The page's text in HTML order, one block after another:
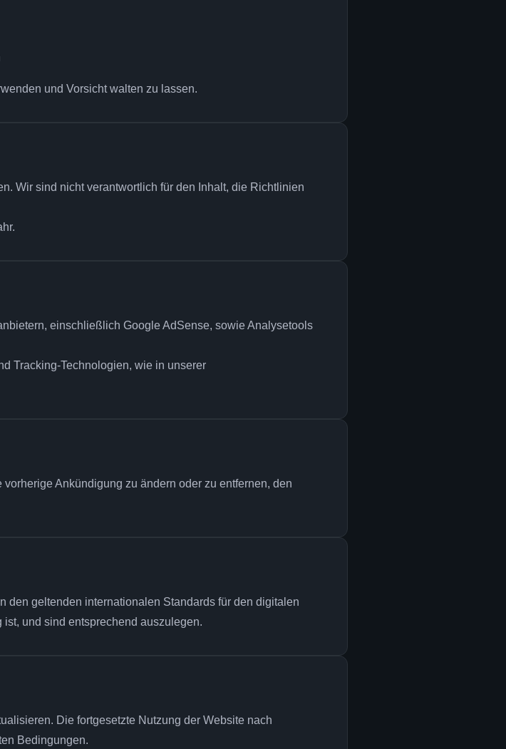
und Vorsicht walten zu lassen.
Wir sind nicht verantwortlich für den Inhalt, die Richtlinien
einschließlich Google AdSense, sowie Analysetools
Tracking-Technologien, wie in unserer
Ankündigung zu ändern oder zu entfernen, den
den geltenden internationalen Standards für den digitalen
und sind entsprechend auszulegen.
Die fortgesetzte Nutzung der Website nach
Bedingungen.